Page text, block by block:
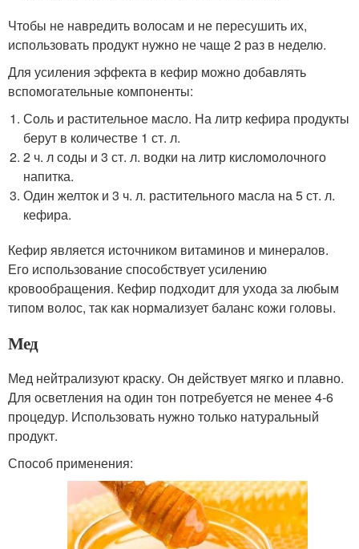
Чтобы не навредить волосам и не пересушить их,
использовать продукт нужно не чаще 2 раз в неделю.
Для усиления эффекта в кефир можно добавлять
вспомогательные компоненты:
Соль и растительное масло. На литр кефира продукты
берут в количестве 1 ст. л.
2 ч. л соды и 3 ст. л. водки на литр кисломолочного
напитка.
Один желток и 3 ч. л. растительного масла на 5 ст. л.
кефира.
Кефир является источником витаминов и минералов.
Его использование способствует усилению
кровообращения. Кефир подходит для ухода за любым
типом волос, так как нормализует баланс кожи головы.
Мед
Мед нейтрализуют краску. Он действует мягко и плавно.
Для осветления на один тон потребуется не менее 4-6
процедур. Использовать нужно только натуральный
продукт.
Способ применения: